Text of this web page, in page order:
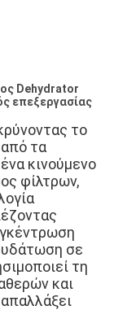
Dehydrator
επεξεργασίας
το
τα
κινούμενο
φίλτρων,
σε
τη
και